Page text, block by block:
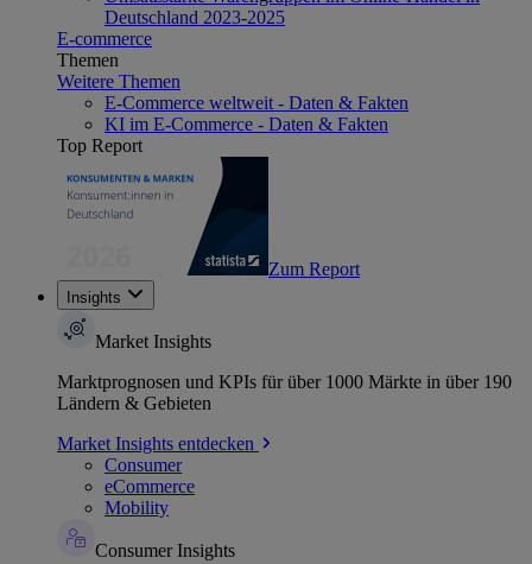
Deutschland 2023-2025
E-commerce
Themen
Weitere Themen
E-Commerce weltweit - Daten & Fakten
KI im E-Commerce - Daten & Fakten
Top Report
Zum Report
Insights
Market Insights
Marktprognosen und KPIs für über 1000 Märkte in über 190
Ländern & Gebieten
Market Insights entdecken
Consumer
eCommerce
Mobility
Consumer Insights